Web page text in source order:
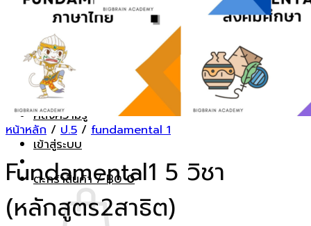
Math-Sci Trilingual+
SPIP
รู้จักเรา
ทำเนียบคนเก่ง
คำถามที่พบบ่อย
สมัครเรียน
คลังความรู้
เข้าสู่ระบบ
ตะกร้าสินค้า /฿0 0
หน้าหลัก / ป.5 / fundamental 1
Fundamental1 5 วิชา
(หลักสูตร2สาธิต)